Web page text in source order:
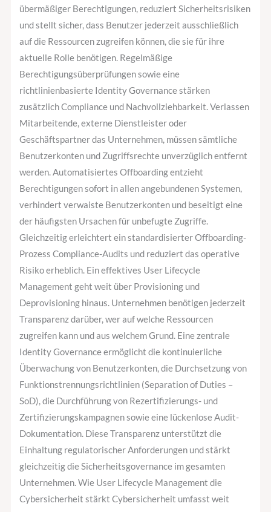
übermäßiger Berechtigungen, reduziert Sicherheitsrisiken
und stellt sicher, dass Benutzer jederzeit ausschließlich
auf die Ressourcen zugreifen können, die sie für ihre
aktuelle Rolle benötigen. Regelmäßige
Berechtigungsüberprüfungen sowie eine
richtlinienbasierte Identity Governance stärken
zusätzlich Compliance und Nachvollziehbarkeit. Verlassen
Mitarbeitende, externe Dienstleister oder
Geschäftspartner das Unternehmen, müssen sämtliche
Benutzerkonten und Zugriffsrechte unverzüglich entfernt
werden. Automatisiertes Offboarding entzieht
Berechtigungen sofort in allen angebundenen Systemen,
verhindert verwaiste Benutzerkonten und beseitigt eine
der häufigsten Ursachen für unbefugte Zugriffe.
Gleichzeitig erleichtert ein standardisierter Offboarding-
Prozess Compliance-Audits und reduziert das operative
Risiko erheblich. Ein effektives User Lifecycle
Management geht weit über Provisioning und
Deprovisioning hinaus. Unternehmen benötigen jederzeit
Transparenz darüber, wer auf welche Ressourcen
zugreifen kann und aus welchem Grund. Eine zentrale
Identity Governance ermöglicht die kontinuierliche
Überwachung von Benutzerkonten, die Durchsetzung von
Funktionstrennungsrichtlinien (Separation of Duties –
SoD), die Durchführung von Rezertifizierungs- und
Zertifizierungskampagnen sowie eine lückenlose Audit-
Dokumentation. Diese Transparenz unterstützt die
Einhaltung regulatorischer Anforderungen und stärkt
gleichzeitig die Sicherheitsgovernance im gesamten
Unternehmen. Wie User Lifecycle Management die
Cybersicherheit stärkt Cybersicherheit umfasst weit